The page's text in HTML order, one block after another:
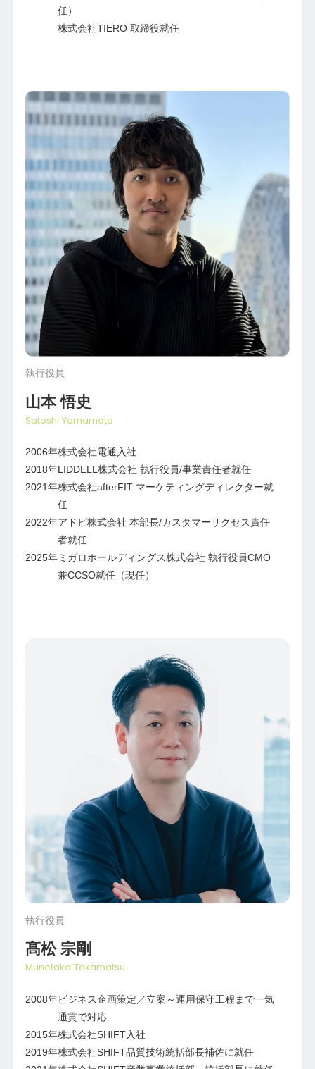
任）
株式会社TIERO 取締役就任
執行役員
山本 悟史
Satoshi Yamamoto
2006年株式会社電通入社
2018年LIDDELL株式会社 執行役員/事業責任者就任
2021年株式会社afterFIT マーケティングディレクター就
任
2022年アドビ株式会社 本部長/カスタマーサクセス責任
者就任
2025年ミガロホールディングス株式会社 執行役員CMO
兼CCSO就任（現任）
執行役員
髙松 宗剛
Munetaka Takamatsu
2008年ビジネス企画策定／立案～運用保守工程まで一気
通貫で対応
2015年株式会社SHIFT入社
2019年株式会社SHIFT品質技術統括部長補佐に就任